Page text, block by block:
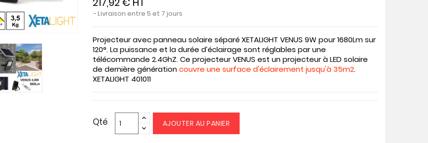
Livraison entre 5 et 7 jours
Projecteur avec panneau solaire séparé XETALIGHT VENUS 9W pour 1680Lm sur
120°. La puissance et la durée d’éclairage sont réglables par une
télécommande 2.4GhZ. Ce projecteur VENUS est un projecteur à LED solaire
de dernière générationcouvre une surface d'éclairement jusqu'à 35m2.
XETALIGHT 401011
Qté AJOUTER AU PANIER